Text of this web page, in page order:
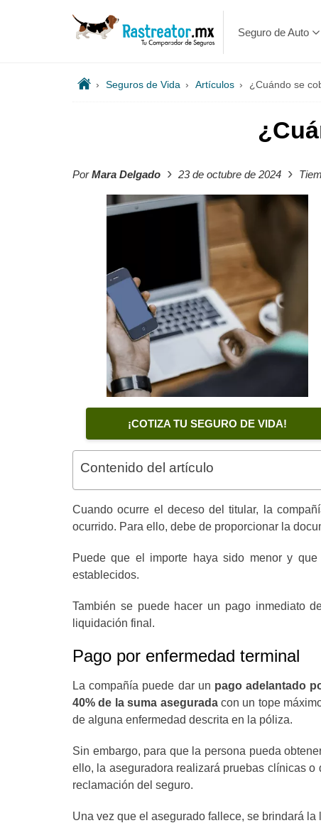
Seguro de Auto
› Seguros de Vida › Artículos › ¿Cuándo se
PorMara Delgado › 23 de octubre de 2024 ›
¡COTIZA TU SEGURO DE VIDA!
Contenido del artículo
Cuando ocurre el deceso del titular, la
ocurrido. Para ello, debe de proporcionar la
Puede que el importe haya sido menor y
establecidos.
También se puede hacer un pago inmediato
liquidación final.
Pago por enfermedad terminal
La compañía puede dar un pago adelantado
40% de la suma aseguradacon un tope
de alguna enfermedad descrita en la póliza.
Sin embargo, para que la persona pueda
ello, la aseguradora realizará pruebas clínicas
reclamación del seguro.
Una vez que el asegurado fallece, se brindará